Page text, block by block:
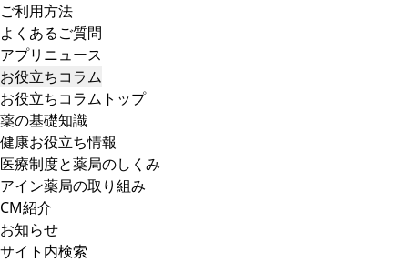
ご利用方法
よくあるご質問
アプリニュース
お役立ちコラム
お役立ちコラムトップ
薬の基礎知識
健康お役立ち情報
医療制度と薬局のしくみ
アイン薬局の取り組み
CM紹介
お知らせ
サイト内検索